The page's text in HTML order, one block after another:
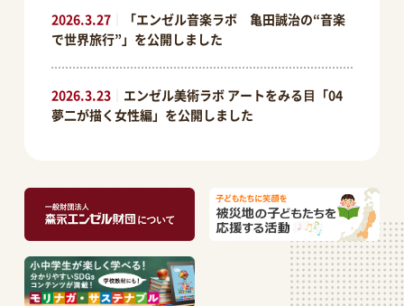
2026.3.27｜
「エンゼル音楽ラボ 亀田誠治の“音楽
で世界旅行”」を公開しました
2026.3.23｜ エンゼル美術ラボ アートをみる⽬「04
夢二が描く女性編」を公開しました